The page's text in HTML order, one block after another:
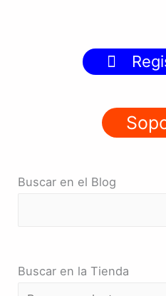
Buscar en el Blog
Buscar en la Tienda